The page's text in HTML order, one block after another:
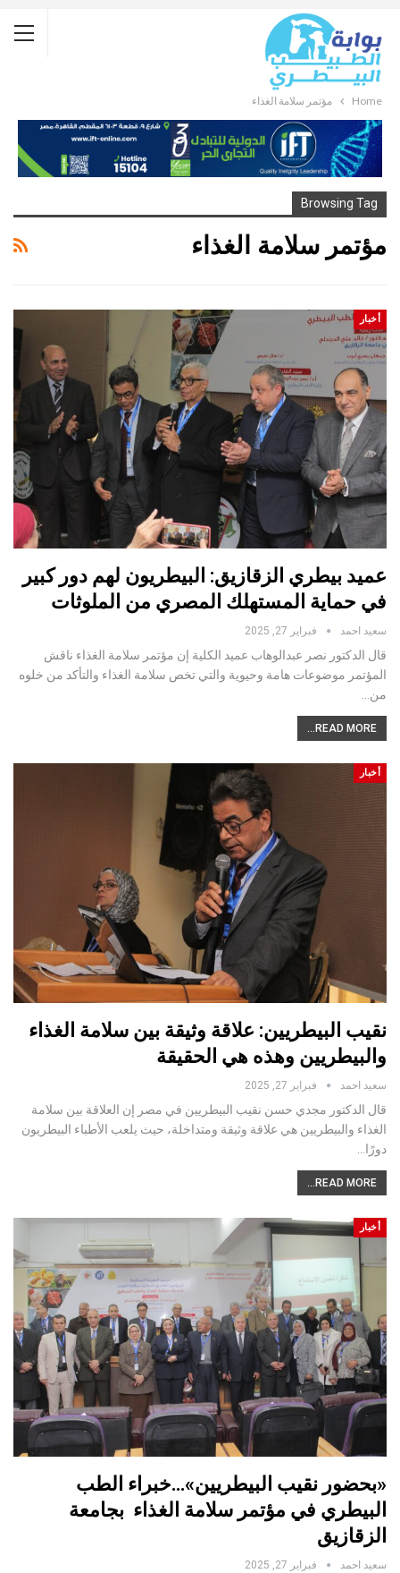
Home مؤتمر سلامة الغذاء
Browsing Tag
مؤتمر سلامة الغذاء
أخبار
عميد بيطري الزقازيق: البيطريون لهم دور كبير
في حماية المستهلك المصري من الملوثات
سعيد احمد فبراير 27, 2025
قال الدكتور نصر عبدالوهاب عميد الكلية إن مؤتمر سلامة الغذاء ناقش
المؤتمر موضوعات هامة وحيوية والتي تخص سلامة الغذاء والتأكد من خلوه
من…
READ MORE...
أخبار
نقيب البيطريين: علاقة وثيقة بين سلامة الغذاء
والبيطريين وهذه هي الحقيقة
سعيد احمد فبراير 27, 2025
قال الدكتور مجدي حسن نقيب البيطريين في مصر إن العلاقة بين سلامة
الغذاء والبيطريين هي علاقة وثيقة ومتداخلة، حيث يلعب الأطباء البيطريون
دورًا…
READ MORE...
أخبار
«بحضور نقيب البيطريين»…خبراء الطب
البيطري في مؤتمر سلامة الغذاء بجامعة
الزقازيق
سعيد احمد فبراير 27, 2025